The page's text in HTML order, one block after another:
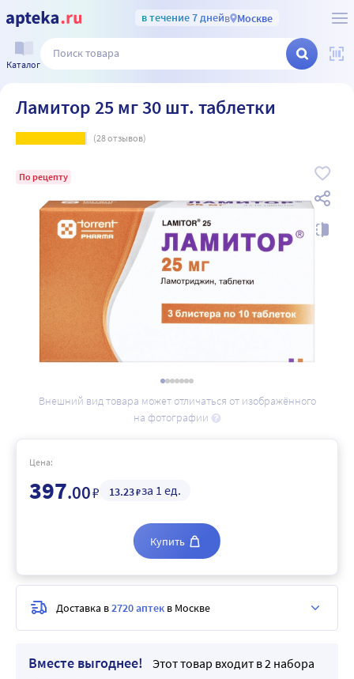
в течение 7 днейв Москве
Каталог
Ламитор 25 мг 30 шт. таблетки
(28отзывов)
По рецепту
Внешний вид товара может отличаться от изображённого
на фотографии
Вместе выгоднее!
Этот товар входит в 2 набора
Цена:
397.00₽ 13.23₽за 1 ед.
Купить
Доставка в2720 аптек в Москве